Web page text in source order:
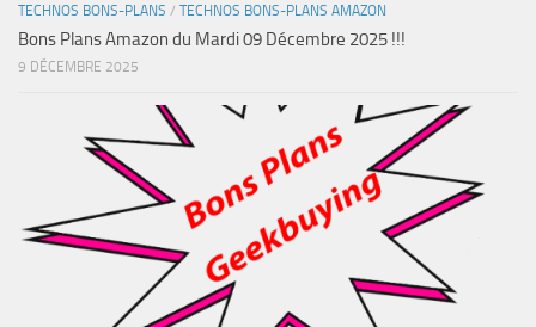
TECHNOS BONS-PLANS / TECHNOS BONS-PLANS AMAZON
Bons Plans Amazon du Mardi 09 Décembre 2025 !!!
9 DÉCEMBRE 2025